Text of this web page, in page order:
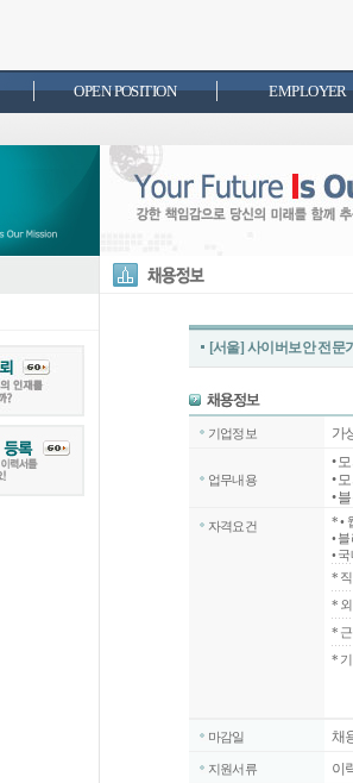
OPEN POSITION EMPLOYER
[서울] 사이버보안 전문
기업정보 가
업무내용
•
•
•
자격요건 *•
•
•
*
*
*
*
마감일 채
지원서류 이